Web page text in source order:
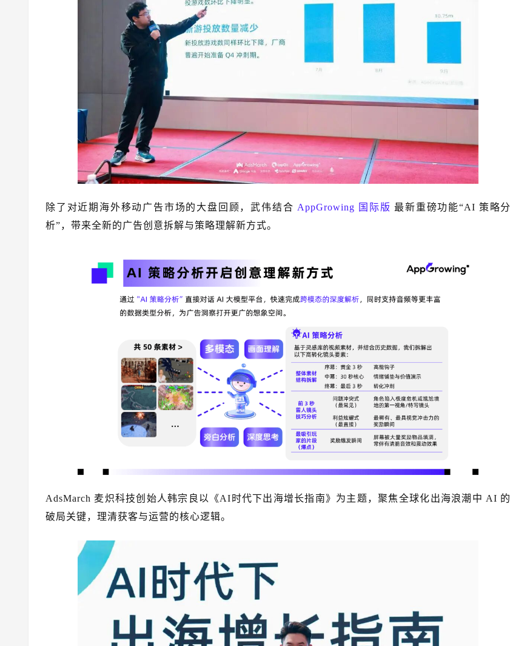
除了对近期海外移动广告市场的大盘回顾，武伟结合 AppGrowing 国际版 最新重磅功能“AI 策略分
析”，带来全新的广告创意拆解与策略理解新方式。
AdsMarch 麦炽科技创始人韩宗良以《AI时代下出海增长指南》为主题，聚焦全球化出海浪潮中 AI 的
破局关键，理清获客与运营的核心逻辑。